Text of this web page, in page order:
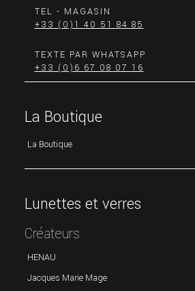
TEL - MAGASIN
+33 (0)1 40 51 84 85
TEXTE PAR WHATSAPP
+33 (0)6 67 08 07 16
La Boutique
La Boutique
Lunettes et verres
Créateurs
HENAU
Jacques Marie Mage